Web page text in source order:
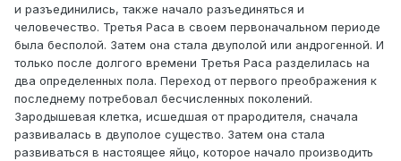
и разъединились, также начало разъединяться и
человечество. Третья Раса в своем первоначальном периоде
была бесполой. Затем она стала двуполой или андрогенной. И
только после долгого времени Третья Раса разделилась на
два определенных пола. Переход от первого преображения к
последнему потребовал бесчисленных поколений.
Зародышевая клетка, исшедшая от прародителя, сначала
развивалась в двуполое существо. Затем она стала
развиваться в настоящее яйцо, которое начало производить